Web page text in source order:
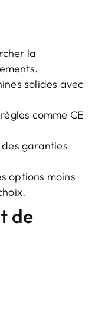
la
solides avec
comme CE
garanties
options moins
de